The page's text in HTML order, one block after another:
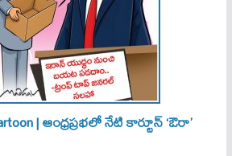
| ఆంధ్రప్రభలో నేటి కార్టూన్ ‘ఔరా’